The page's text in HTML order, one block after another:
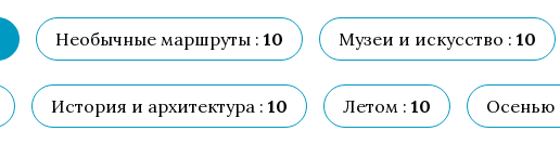
Необычные маршруты : 10 Музеи и искусство : 10
История и архитектура : 10 Летом : 10 Осенью